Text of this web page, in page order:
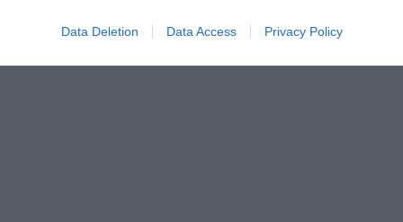
Data Deletion Data Access Privacy Policy